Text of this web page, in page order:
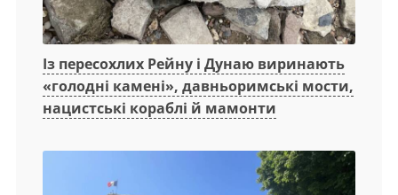
Із пересохлих Рейну і Дунаю виринають
«голодні камені», давньоримські мости,
нацистські кораблі й мамонти